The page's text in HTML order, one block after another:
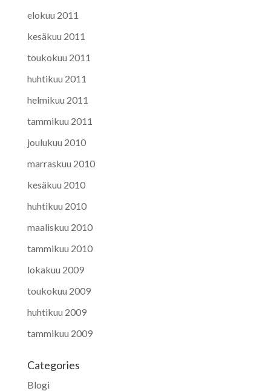
elokuu 2011
kesäkuu 2011
toukokuu 2011
huhtikuu 2011
helmikuu 2011
tammikuu 2011
joulukuu 2010
marraskuu 2010
kesäkuu 2010
huhtikuu 2010
maaliskuu 2010
tammikuu 2010
lokakuu 2009
toukokuu 2009
huhtikuu 2009
tammikuu 2009
Categories
Blogi